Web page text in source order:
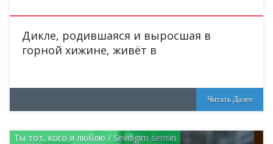
Дикле, родившаяся и выросшая в
горной хижине, живёт в
Читать Далее
Ты тот, кого я люблю / Sevdigim sensin